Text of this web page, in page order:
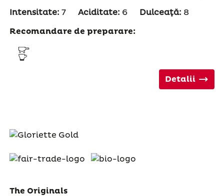
Intensitate: 7 Aciditate: 6 Dulceaţă: 8
Recomandare de preparare:
Detalii
The Originals